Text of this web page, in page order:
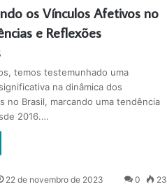
os Vínculos Afetivos no
e Reflexões
temos testemunhado uma
na dinâmica dos
no Brasil, marcando uma tendência
2016.…
22 de novembro de 2023 0 23